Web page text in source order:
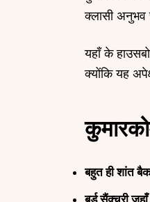
क्लासी अनुभव
यहाँ के
क्योंकि यह
बहुत ही शांत
बर्ड सैंक्चुरी